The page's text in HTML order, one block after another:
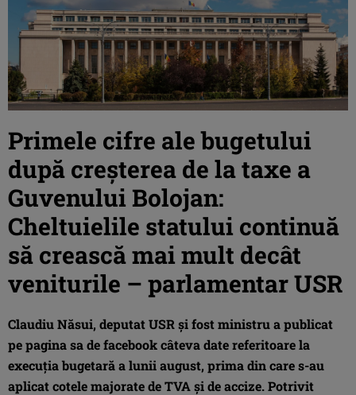
Primele cifre ale bugetului
după creșterea de la taxe a
Guvenului Bolojan:
Cheltuielile statului continuă
să crească mai mult decât
veniturile – parlamentar USR
Claudiu Năsui, deputat USR și fost ministru a publicat
pe pagina sa de facebook câteva date referitoare la
execuția bugetară a lunii august, prima din care s-au
aplicat cotele majorate de TVA și de accize. Potrivit